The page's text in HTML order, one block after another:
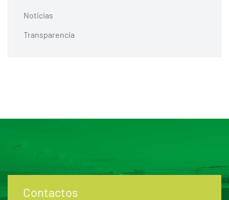
Noticias
Transparencia
Contactos